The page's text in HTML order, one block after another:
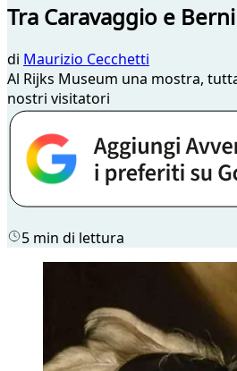
Tra Caravaggio e
di Maurizio Cecchetti
Al Rijks Museum una mostra,
nostri visitatori
5 min di lettura